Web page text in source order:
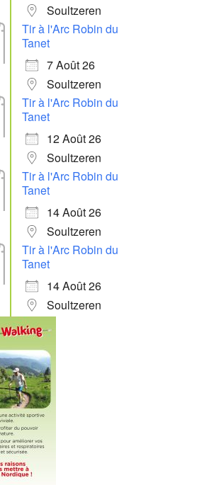
Soultzeren
Tir à l'Arc Robin du
Tanet
7 Août 26
Soultzeren
Tir à l'Arc Robin du
Tanet
12 Août 26
Soultzeren
Tir à l'Arc Robin du
Tanet
14 Août 26
Soultzeren
Tir à l'Arc Robin du
Tanet
14 Août 26
Soultzeren